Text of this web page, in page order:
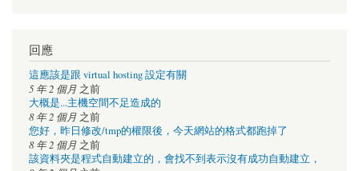
回應
這應該是跟 virtual hosting 設定有關
5 年 2 個月 之前
大概是...主機空間不足造成的
8 年 2 個月 之前
您好，昨日修改/tmp的權限後，今天網站的格式都跑掉了
8 年 2 個月 之前
該資料夾是程式自動建立的，會找不到表示沒有成功自動建立，